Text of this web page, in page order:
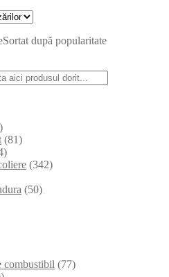
Sortat după popularitate
(81)
(342)
(50)
combustibil (77)